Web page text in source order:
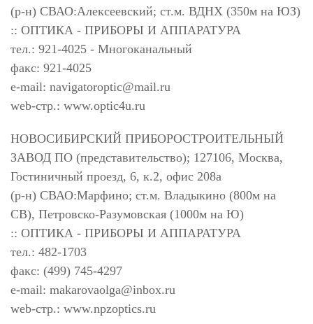
(р-н) СВАО:Алексеевский; ст.м. ВДНХ (350м на ЮЗ)
:: ОПТИКА - ПРИБОРЫ И АППАРАТУРА
тел.: 921-4025 - Многоканальный
факс: 921-4025
e-mail: navigatoroptic@mail.ru
web-стр.: www.optic4u.ru
НОВОСИБИРСКИЙ ПРИБОРОСТРОИТЕЛЬНЫЙ
ЗАВОД ПО (представительство); 127106, Москва,
Гостиничный проезд, 6, к.2, офис 208а
(р-н) СВАО:Марфино; ст.м. Владыкино (800м на
СВ), Петровско-Разумовская (1000м на Ю)
:: ОПТИКА - ПРИБОРЫ И АППАРАТУРА
тел.: 482-1703
факс: (499) 745-4297
e-mail: makarovaolga@inbox.ru
web-стр.: www.npzoptics.ru